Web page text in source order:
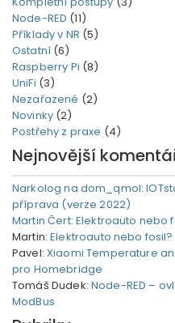
Node-RED (11)
Příklady v NR (5)
Ostatní (6)
Raspberry Pi (8)
UniFi (3)
Nezařazené (2)
Novinky (2)
Postřehy z praxe (4)
Nejnovější
Narkolog na dom_qmol:
příprava (verze 2022)
Martin Čert: Elektroauto nebo
Martin:Elektroauto nebo fosil?
Pavel:Xiaomi Temperature
pro Homebridge
Tomáš Dudek: Node-RED –
ModBus